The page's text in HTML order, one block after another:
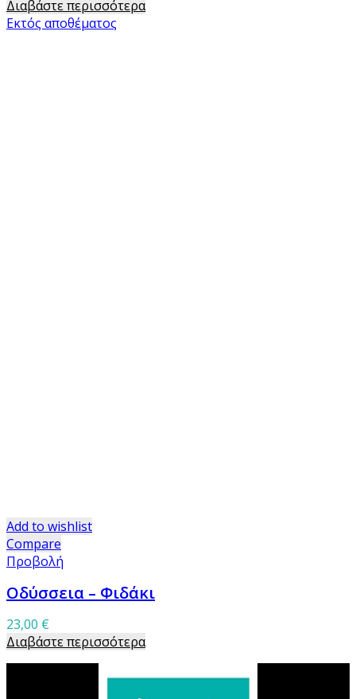
Διαβάστε περισσότερα
Εκτός αποθέματος
Add to wishlist
Compare
Προβολή
Οδύσσεια – Φιδάκι
23,00 €
Διαβάστε περισσότερα